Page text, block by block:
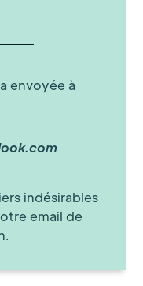
envoyée à
indésirables
email de